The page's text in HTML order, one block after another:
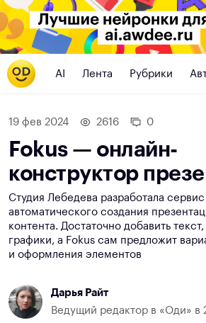
AI Лента Рубрики
19 фев 2024 2616 0
Fokus — онлайн-
конструктор
Студия Лебедева разработала сервис
автоматического создания
контента. Достаточно добавить
графики, а Fokus сам предложит
и оформления элементов
Дарья Райт
Ведущий редактор в «Оди» в